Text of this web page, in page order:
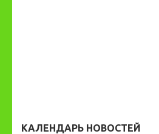
КАЛЕНДАРЬ НОВОСТЕЙ